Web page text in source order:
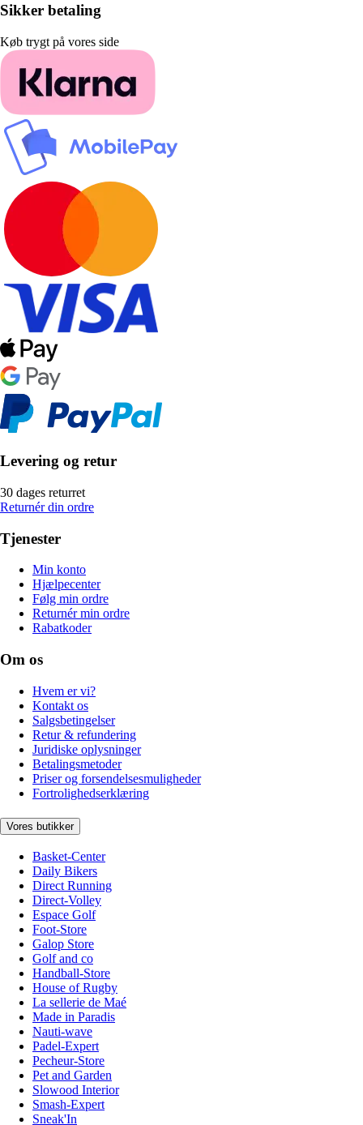
Sikker betaling
Køb trygt på vores side
Levering og retur
30 dages returret
Returnér din ordre
Tjenester
Min konto
Hjælpecenter
Følg min ordre
Returnér min ordre
Rabatkoder
Om os
Hvem er vi?
Kontakt os
Salgsbetingelser
Retur & refundering
Juridiske oplysninger
Betalingsmetoder
Priser og forsendelsesmuligheder
Fortrolighedserklæring
Vores butikker
Basket-Center
Daily Bikers
Direct Running
Direct-Volley
Espace Golf
Foot-Store
Galop Store
Golf and co
Handball-Store
House of Rugby
La sellerie de Maé
Made in Paradis
Nauti-wave
Padel-Expert
Pecheur-Store
Pet and Garden
Slowood Interior
Smash-Expert
Sneak'In